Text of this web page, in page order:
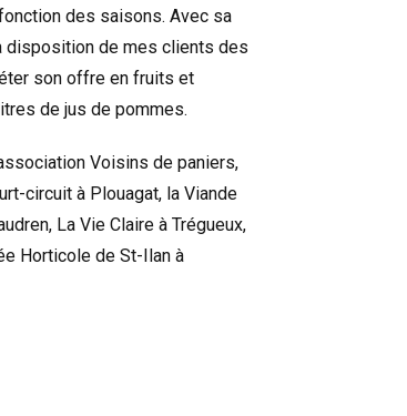
des saisons. Avec sa
disposition de mes clients des
son offre en fruits et
de jus de pommes.
Voisins de paniers,
circuit à Plouagat, la Viande
La Vie Claire à Trégueux,
Horticole de St-Ilan à